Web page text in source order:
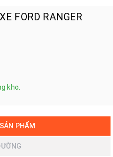
FORD RANGER
kho.
PHẨM